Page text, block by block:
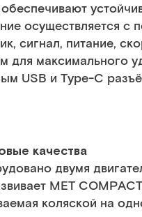
осуществляется
сигнал, питание,
максимального
USB и Type-C
качества
двумя
MET
коляской на